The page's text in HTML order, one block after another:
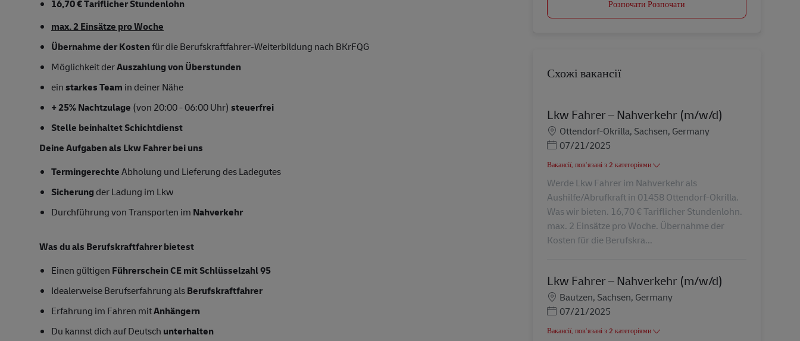
16,70 € Tariflicher Stundenlohn
max. 2 Einsätze pro Woche
Übernahme der Kostenfür die Berufskraftfahrer-Weiterbildung nach BKrFQG
Möglichkeit derAuszahlung von Überstunden
einstarkes Team in deiner Nähe
+ 25% Nachtzulage (von 20:00 - 06:00 Uhr) steuerfrei
Stelle beinhaltet Schichtdienst
Deine Aufgaben als Lkw Fahrer bei uns
TermingerechteAbholung und Lieferung des Ladegutes
Sicherung der Ladung im Lkw
Durchführung von Transporten im Nahverkehr
Was du als Berufskraftfahrer bietest
Einen gültigen Führerschein CE mit Schlüsselzahl 95
Idealerweise Berufserfahrung alsBerufskraftfahrer
Erfahrung im Fahren mitAnhängern
Du kannst dich auf Deutsch unterhalten
Розпочати Розпочати
Схожі вакансії
Lkw Fahrer – Nahverkehr (m/w/d)
Місцезнаходження
Ottendorf-Okrilla, Sachsen, Germany
Posted Date
07/21/2025
Вакансії, пов’язані з 2 категоріями
Werde Lkw Fahrer im Nahverkehr als
Aushilfe/Abrufkraft in 01458 Ottendorf-Okrilla.
Was wir bieten. 16,70 € Tariflicher Stundenlohn.
max. 2 Einsätze pro Woche. Übernahme der
Kosten für die Berufskra...
Lkw Fahrer – Nahverkehr (m/w/d)
Місцезнаходження
Bautzen, Sachsen, Germany
Posted Date
07/21/2025
Вакансії, пов’язані з 2 категоріями